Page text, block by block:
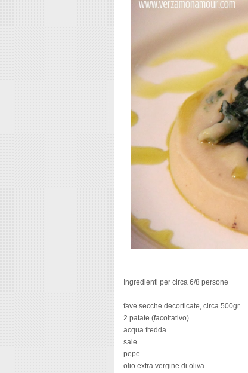
Ingredienti per circa 6/8 persone
fave secche decorticate, circa 500gr
2 patate (facoltativo)
acqua fredda
sale
pepe
olio extra vergine di oliva